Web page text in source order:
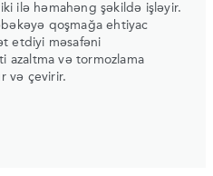
ilə həmahəng şəkildə işləyir.
qoşmağa ehtiyac
etdiyi məsafəni
azaltma və tormozlama
və çevirir.